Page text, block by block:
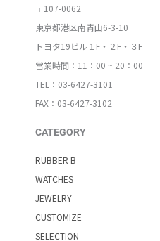
〒107-0062
東京都港区南青山6-3-10
トヨタ19ビル１F・２F・３F
営業時間：11：00 ~ 20：00
TEL：03-6427-3101
FAX：03-6427-3102
CATEGORY
RUBBER B
WATCHES
JEWELRY
CUSTOMIZE
SELECTION